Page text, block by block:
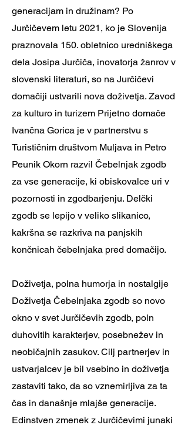
generacijam in družinam? Po
Jurčičevem letu 2021, ko je Slovenija
praznovala 150. obletnico uredniškega
dela Josipa Jurčiča, inovatorja žanrov v
slovenski literaturi, so na Jurčičevi
domačiji ustvarili nova doživetja. Zavod
za kulturo in turizem Prijetno domače
Ivančna Gorica je v partnerstvu s
Turističnim društvom Muljava in Petro
Peunik Okorn razvil Čebelnjak zgodb
za vse generacije, ki obiskovalce uri v
pozornosti in zgodbarjenju. Delčki
zgodb se lepijo v veliko slikanico,
kakršna se razkriva na panjskih
končnicah čebelnjaka pred domačijo.
Doživetja, polna humorja in nostalgije
Doživetja Čebelnjaka zgodb so novo
okno v svet Jurčičevih zgodb, poln
duhovitih karakterjev, posebnežev in
neobičajnih zasukov. Cilj partnerjev in
ustvarjalcev je bil vsebino in doživetja
zastaviti tako, da so vznemirljiva za ta
čas in današnje mlajše generacije.
Edinstven zmenek z Jurčičevimi junaki